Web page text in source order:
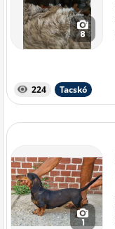
8
224 Tacskó
1